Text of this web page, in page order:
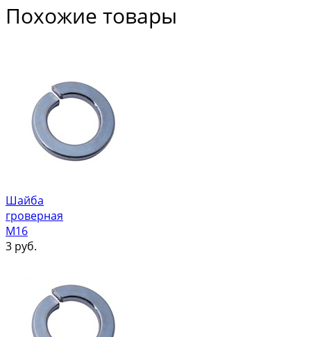
Похожие товары
Шайба
гроверная
М16
3 руб.